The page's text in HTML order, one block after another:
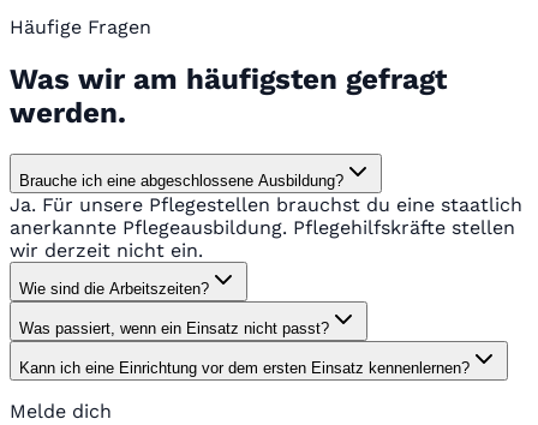
Häufige Fragen
Was wir am häufigsten gefragt
werden.
Brauche ich eine abgeschlossene Ausbildung?
Ja. Für unsere Pflegestellen brauchst du eine staatlich
anerkannte Pflegeausbildung. Pflegehilfskräfte stellen
wir derzeit nicht ein.
Wie sind die Arbeitszeiten?
Was passiert, wenn ein Einsatz nicht passt?
Kann ich eine Einrichtung vor dem ersten Einsatz kennenlernen?
Melde dich